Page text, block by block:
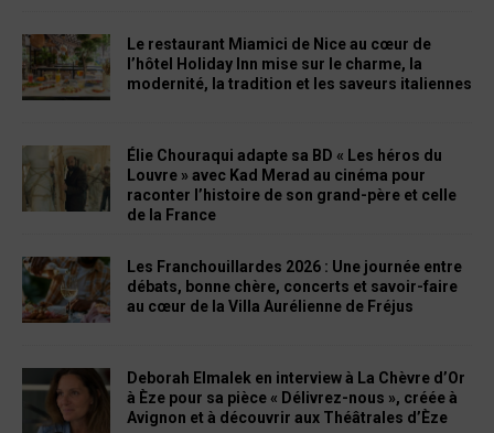
Le restaurant Miamici de Nice au cœur de
l’hôtel Holiday Inn mise sur le charme, la
modernité, la tradition et les saveurs italiennes
Élie Chouraqui adapte sa BD « Les héros du
Louvre » avec Kad Merad au cinéma pour
raconter l’histoire de son grand-père et celle
de la France
Les Franchouillardes 2026 : Une journée entre
débats, bonne chère, concerts et savoir-faire
au cœur de la Villa Aurélienne de Fréjus
Deborah Elmalek en interview à La Chèvre d’Or
à Èze pour sa pièce « Délivrez-nous », créée à
Avignon et à découvrir aux Théâtrales d’Èze